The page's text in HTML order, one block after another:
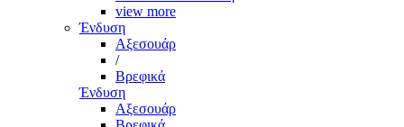
view more
Ένδυση
Αξεσουάρ
/
Βρεφικά
Ένδυση
Αξεσουάρ